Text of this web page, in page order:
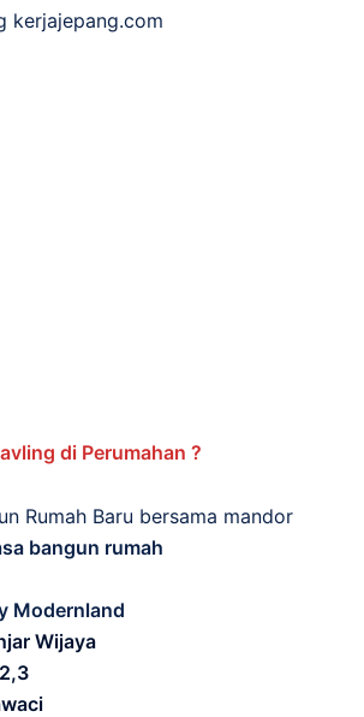
kerjajepang.com
di Perumahan ?
Rumah Baru bersama mandor
bangun rumah
Modernland
Wijaya